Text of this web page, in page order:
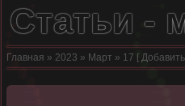
Статьи -
Главная » 2023 » Март » 17 [ Добавить